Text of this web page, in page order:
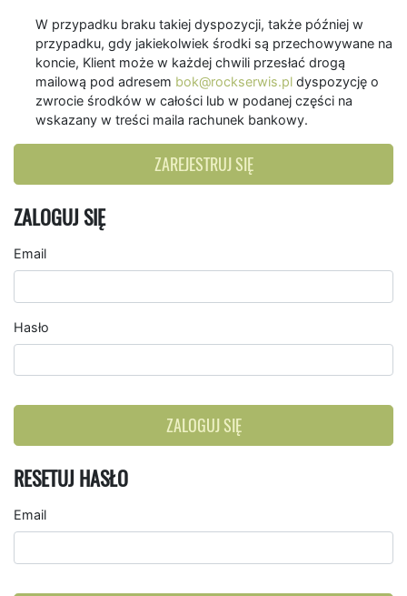
W przypadku braku takiej dyspozycji, także później w
przypadku, gdy jakiekolwiek środki są przechowywane na
koncie, Klient może w każdej chwili przesłać drogą
mailową pod adresem bok@rockserwis.pl dyspozycję o
zwrocie środków w całości lub w podanej części na
wskazany w treści maila rachunek bankowy.
ZAREJESTRUJ SIĘ
ZALOGUJ SIĘ
Email
Hasło
ZALOGUJ SIĘ
RESETUJ HASŁO
Email